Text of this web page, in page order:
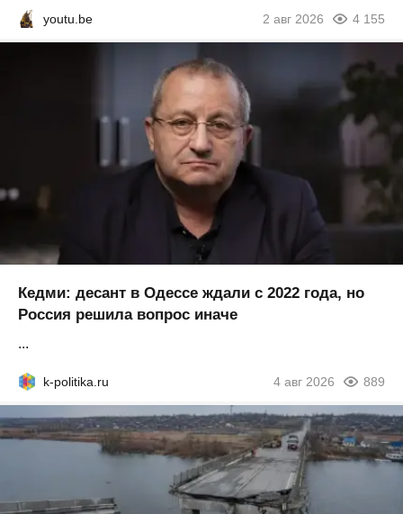
youtu.be 2 авг 2026 4 155
Кедми: десант в Одессе ждали с 2022 года, но
Россия решила вопрос иначе
...
k-politika.ru 4 авг 2026 889